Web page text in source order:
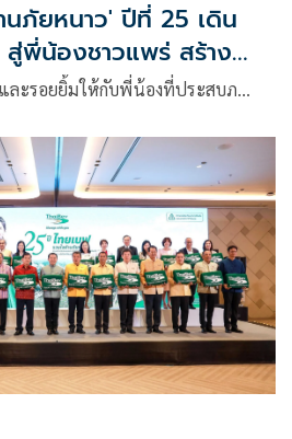
นภัยหนาว' ปีที่ 25 เดิน
สู่พี่น้องชาวแพร่ สร้าง
ห่มผืนเขียว'
ละรอยยิ้มให้กับพี่น้องที่ประสบภ…